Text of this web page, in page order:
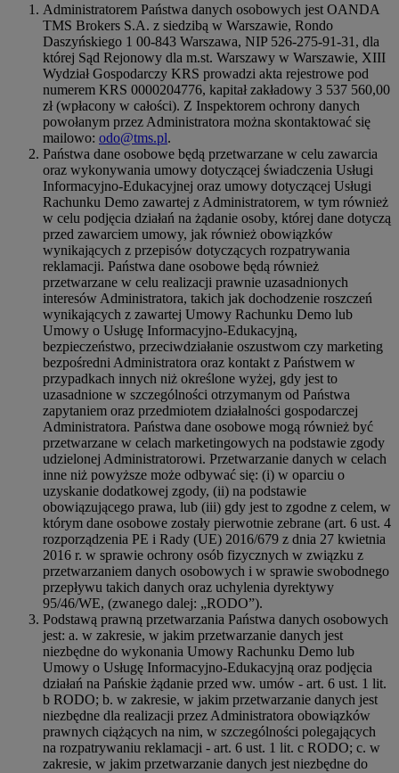
Administratorem Państwa danych osobowych jest OANDA
TMS Brokers S.A. z siedzibą w Warszawie, Rondo
Daszyńskiego 1 00-843 Warszawa, NIP 526-275-91-31, dla
której Sąd Rejonowy dla m.st. Warszawy w Warszawie, XIII
Wydział Gospodarczy KRS prowadzi akta rejestrowe pod
numerem KRS 0000204776, kapitał zakładowy 3 537 560,00
zł (wpłacony w całości). Z Inspektorem ochrony danych
powołanym przez Administratora można skontaktować się
mailowo: odo@tms.pl.
Państwa dane osobowe będą przetwarzane w celu zawarcia
oraz wykonywania umowy dotyczącej świadczenia Usługi
Informacyjno-Edukacyjnej oraz umowy dotyczącej Usługi
Rachunku Demo zawartej z Administratorem, w tym również
w celu podjęcia działań na żądanie osoby, której dane dotyczą
przed zawarciem umowy, jak również obowiązków
wynikających z przepisów dotyczących rozpatrywania
reklamacji. Państwa dane osobowe będą również
przetwarzane w celu realizacji prawnie uzasadnionych
interesów Administratora, takich jak dochodzenie roszczeń
wynikających z zawartej Umowy Rachunku Demo lub
Umowy o Usługę Informacyjno-Edukacyjną,
bezpieczeństwo, przeciwdziałanie oszustwom czy marketing
bezpośredni Administratora oraz kontakt z Państwem w
przypadkach innych niż określone wyżej, gdy jest to
uzasadnione w szczególności otrzymanym od Państwa
zapytaniem oraz przedmiotem działalności gospodarczej
Administratora. Państwa dane osobowe mogą również być
przetwarzane w celach marketingowych na podstawie zgody
udzielonej Administratorowi. Przetwarzanie danych w celach
inne niż powyższe może odbywać się: (i) w oparciu o
uzyskanie dodatkowej zgody, (ii) na podstawie
obowiązującego prawa, lub (iii) gdy jest to zgodne z celem, w
którym dane osobowe zostały pierwotnie zebrane (art. 6 ust. 4
rozporządzenia PE i Rady (UE) 2016/679 z dnia 27 kwietnia
2016 r. w sprawie ochrony osób fizycznych w związku z
przetwarzaniem danych osobowych i w sprawie swobodnego
przepływu takich danych oraz uchylenia dyrektywy
95/46/WE, (zwanego dalej: „RODO”).
Podstawą prawną przetwarzania Państwa danych osobowych
jest: a. w zakresie, w jakim przetwarzanie danych jest
niezbędne do wykonania Umowy Rachunku Demo lub
Umowy o Usługę Informacyjno-Edukacyjną oraz podjęcia
działań na Pańskie żądanie przed ww. umów - art. 6 ust. 1 lit.
b RODO; b. w zakresie, w jakim przetwarzanie danych jest
niezbędne dla realizacji przez Administratora obowiązków
prawnych ciążących na nim, w szczególności polegających
na rozpatrywaniu reklamacji - art. 6 ust. 1 lit. c RODO; c. w
zakresie, w jakim przetwarzanie danych jest niezbędne do